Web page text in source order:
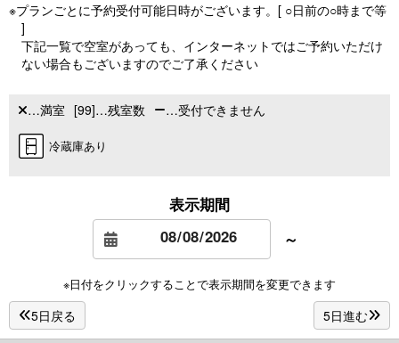
※プランごとに予約受付可能日時がございます。[ ○日前の○時まで等
]
下記一覧で空室があっても、インターネットではご予約いただけ
ない場合もございますのでご了承ください
…満室 [99]…残室数 …受付できません
冷蔵庫あり
表示期間
～
※日付をクリックすることで表示期間を変更できます
5日戻る 5日進む